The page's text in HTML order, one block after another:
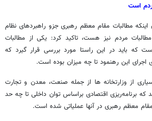
است
اینکه مطالبات مقام معظم رهبری جزو راهبردهای نظام
مردم نیز هست، تاکید کرد: یکی از مطالبات
که باید در این راستا مورد بررسی قرار گیرد که
اجرای این رهنمود تا چه میزان بوده است.
از وزارتخانه ها از جمله صنعت، معدن و تجارت
که برنامه‌ریزی اقتصادی براساس توان داخلی تا چه حد
معظم رهبری در آنها عملیاتی شده است.